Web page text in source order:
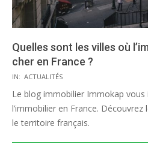
Quelles sont les villes où
cher en France ?
2020-
08-
11
IN: ACTUALITÉS
Le blog immobilier Immokap vous
l’immobilier en France. Découvrez
le territoire français.